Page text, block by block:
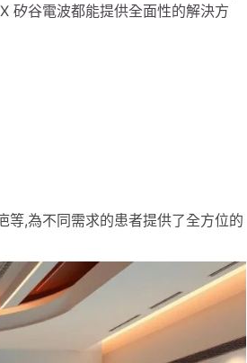
矽谷電波都能提供全面性的解決方
等,為不同需求的患者提供了全方位的